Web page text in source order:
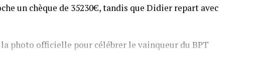
un chèque de 35230€, tandis que Didier repart avec
photo officielle pour célébrer le vainqueur du BPT